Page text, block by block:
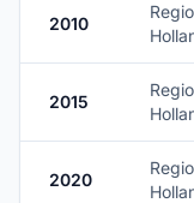
2010
2015
2020